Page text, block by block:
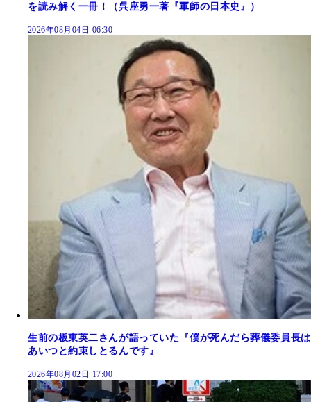
を読み解く一冊！（呉座勇一著『軍師の日本史』）
2026年08月04日 06:30
生前の板東英二さんが語っていた『僕が死んだら葬儀委員長は
あいつと約束しとるんです』
2026年08月02日 17:00